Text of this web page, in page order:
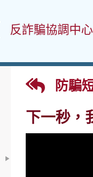
反詐騙協調中心
防騙
下⼀秒，